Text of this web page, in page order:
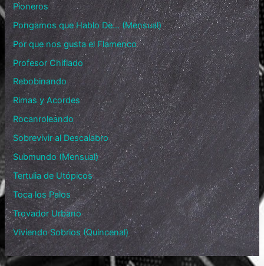
Pioneros
Pongamos que Hablo De… (Mensual)
Por que nos gusta el Flamenco
Profesor Chiflado
Rebobinando
Rimas y Acordes
Rocanroleando
Sobrevivir al Descalabro
Submundo (Mensual)
Tertulia de Utópicos
Toca los Palos
Trovador Urbano
Viviendo Sobrios (Quincenal)